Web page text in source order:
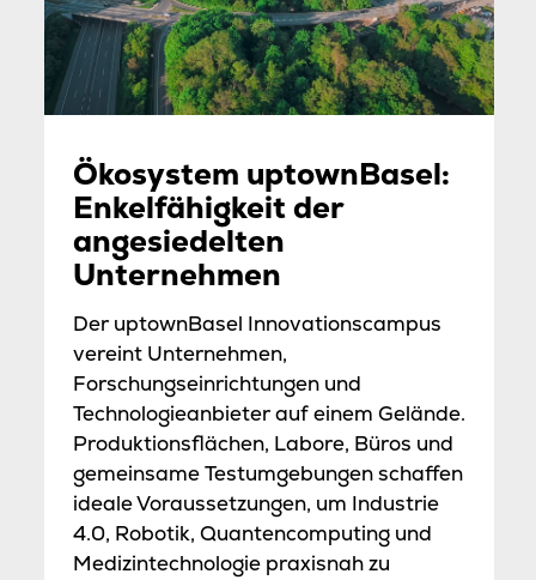
Ökosystem uptownBasel:
Enkelfähigkeit der
angesiedelten
Unternehmen
Der uptownBasel Innovationscampus
vereint Unternehmen,
Forschungseinrichtungen und
Technologieanbieter auf einem Gelände.
Produktionsflächen, Labore, Büros und
gemeinsame Testumgebungen schaffen
ideale Voraussetzungen, um Industrie
4.0, Robotik, Quantencomputing und
Medizintechnologie praxisnah zu